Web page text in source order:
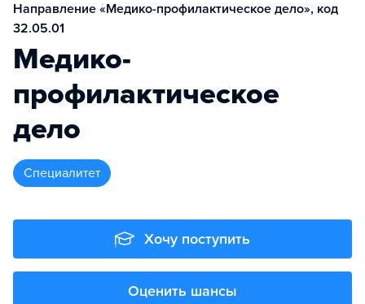
Направление «Медико-профилактическое дело», код
32.05.01
Медико-
профилактическое
дело
специалитет
Хочу поступить
Оценить шансы